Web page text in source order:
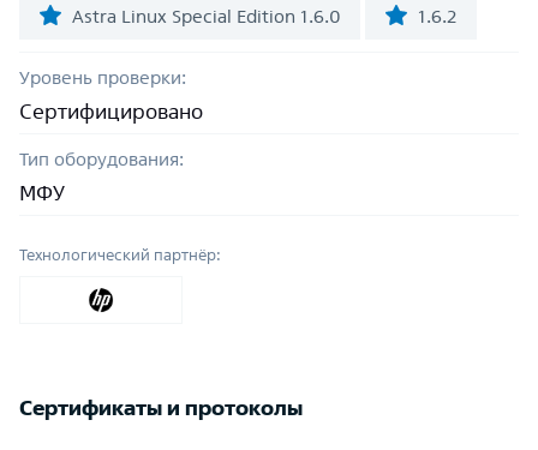
Astra Linux Special Edition 1.6.0 1.6.2
Уровень проверки:
Сертифицировано
Тип оборудования:
МФУ
Технологический партнёр:
Сертификаты и протоколы